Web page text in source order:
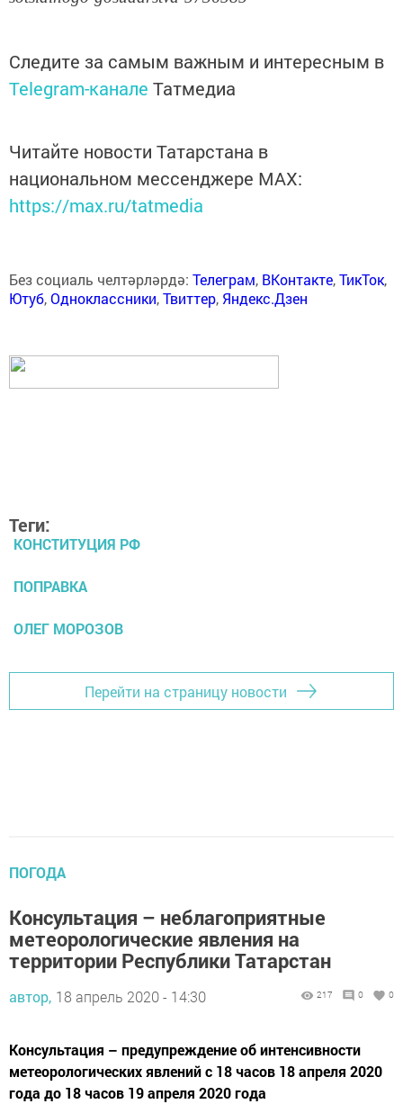
Следите за самым важным и интересным в
Telegram-канале Татмедиа
Читайте новости Татарстана в
национальном мессенджере MАХ:
https://max.ru/tatmedia
Без социаль челтәрләрдә: Телеграм, ВКонтакте,ТикТок,
Ютуб,Одноклассники,Твиттер, Яндекс.Дзен
Теги:
КОНСТИТУЦИЯ РФ
ПОПРАВКА
ОЛЕГ МОРОЗОВ
Перейти на страницу новости
ПОГОДА
Консультация – неблагоприятные
метеорологические явления на
территории Республики Татарстан
автор, 18 апрель 2020 - 14:30 217 0 0
Консультация – предупреждение об интенсивности
метеорологических явлений с 18 часов 18 апреля 2020
года до 18 часов 19 апреля 2020 года